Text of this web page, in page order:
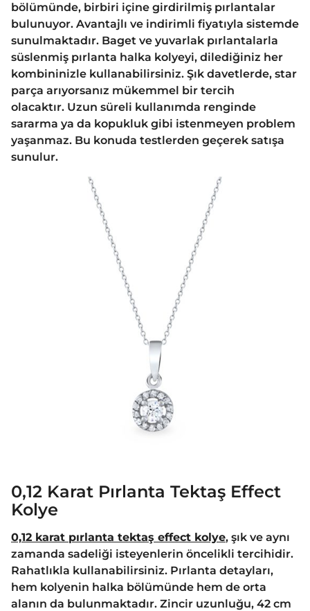
bölümünde, birbiri içine girdirilmiş pırlantalar
bulunuyor. Avantajlı ve indirimli fiyatıyla sistemde
sunulmaktadır. Baget ve yuvarlak pırlantalarla
süslenmiş pırlanta halka kolyeyi, dilediğiniz her
kombininizle kullanabilirsiniz. Şık davetlerde, star
parça arıyorsanız mükemmel bir tercih
olacaktır. Uzun süreli kullanımda renginde
sararma ya da kopukluk gibi istenmeyen problem
yaşanmaz. Bu konuda testlerden geçerek satışa
sunulur.
0,12 Karat Pırlanta Tektaş Effect
Kolye
0,12 karat pırlanta tektaş effect kolye, şık ve aynı
zamanda sadeliği isteyenlerin öncelikli tercihidir.
Rahatlıkla kullanabilirsiniz. Pırlanta detayları,
hem kolyenin halka bölümünde hem de orta
alanın da bulunmaktadır. Zincir uzunluğu, 42 cm